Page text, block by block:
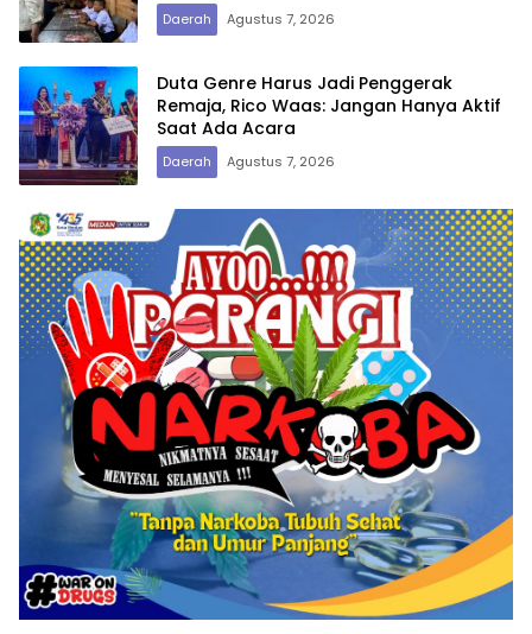
Daerah Agustus 7, 2026
Duta Genre Harus Jadi Penggerak
Remaja, Rico Waas: Jangan Hanya Aktif
Saat Ada Acara
Daerah Agustus 7, 2026